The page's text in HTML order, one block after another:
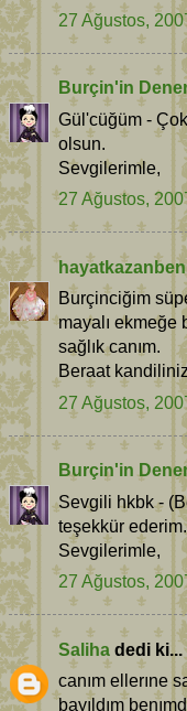
27 Ağustos,
Burçin'in
Gül'cüğüm -
olsun.
Sevgilerimle,
27 Ağustos,
Burçinciğim
mayalı ekmeğe
sağlık canım.
Beraat
27 Ağustos,
Burçin'in
Sevgili hkbk -
teşekkür
Sevgilerimle,
27 Ağustos,
Saliha dedi ki...
canım ellerıne
bayıldım